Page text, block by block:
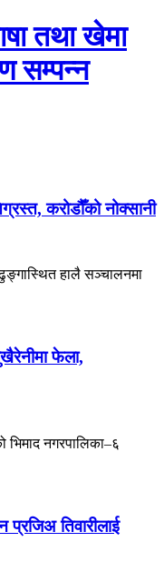
तथा खेमा
सम्पन्न
करोडौँको नोक्सानी
हालै सञ्चालनमा
फेला,
नगरपालिका–६
तिवारीलाई